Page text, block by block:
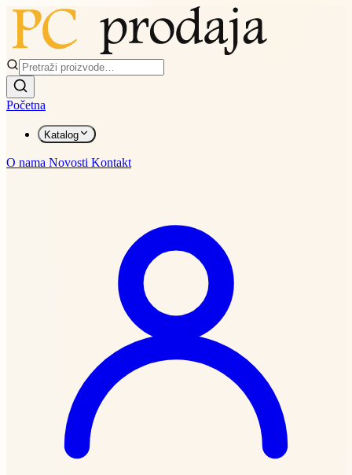
Početna
Katalog
O nama Novosti Kontakt